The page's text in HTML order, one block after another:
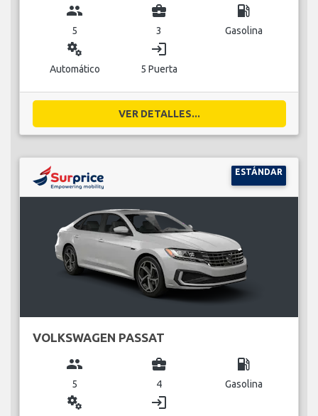
group
5
business_center
3
local_gas_station
Gasolina
miscellaneous_services
Automático
login
5 Puerta
VER DETALLES...
ESTÁNDAR
VOLKSWAGEN PASSAT
group
5
business_center
4
local_gas_station
Gasolina
miscellaneous_services login